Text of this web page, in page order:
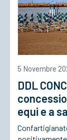
5 Novembre
DDL
equi e a